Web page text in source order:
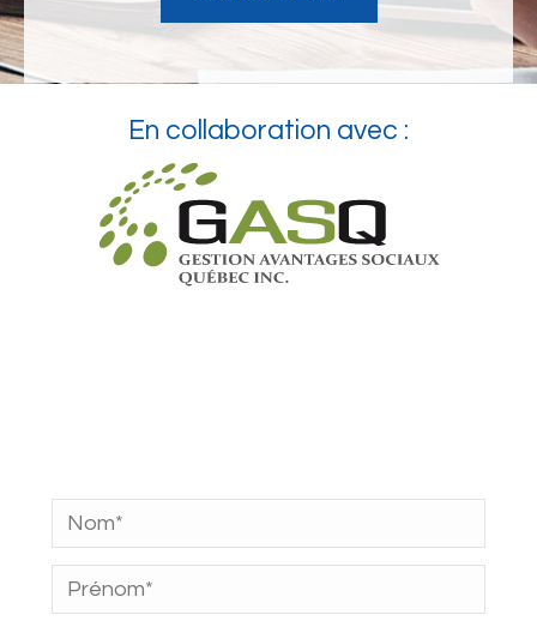
En collaboration avec :